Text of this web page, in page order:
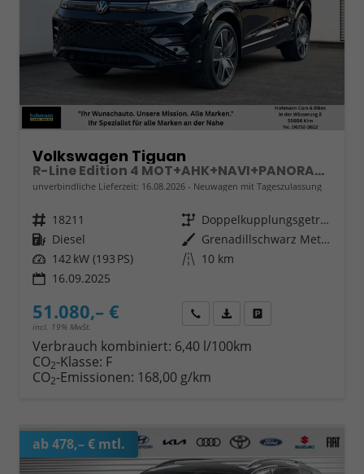
Volkswagen Tiguan
R-Line Edition 4 MOT+AHK+NAVI+PANORAMA+EL.HECK.+20"ALU
unverbindliche Lieferzeit: 16.08.2026 Neuwagen mit Tageszulassung
Fahrzeugnr. 18211 Getriebe
Doppelkupplungsgetriebe (DSG)
Kraftstoff Diesel Außenfarbe
Grenadillschwarz Metallic
Leistung 142 kW (193 PS) Kilometerstand 10 km
16.09.2025
51.080,– €
incl. 19% MwSt.
Wir rufen Sie anFahrzeugexposé (PDF)
Verbrauch kombiniert: 6,40 l/100km
CO2-Klasse: F
CO2-Emissionen: 168,00 g/km
ab 478,– € mtl.